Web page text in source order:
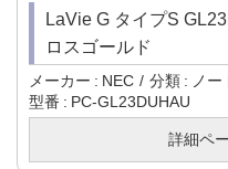
LaVie G タイプS
ロスゴールド
メーカー NEC 分類
ノ
型番
PC-GL23DUHAU
詳細ペ